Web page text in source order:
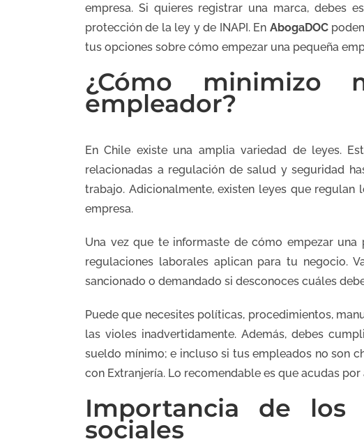
empresa. Si quieres registrar una marca, debes
protección de la ley y de INAPI. En AbogaDOC
tus opciones sobre cómo empezar una pequeña
¿Cómo minimizo
empleador?
En Chile existe una amplia variedad de leyes.
relacionadas a regulación de salud y seguridad
trabajo. Adicionalmente, existen leyes que
empresa.
Una vez que te informaste de cómo empezar
regulaciones laborales aplican para tu negocio.
sancionado o demandado si desconoces cuáles
Puede que necesites políticas, procedimientos,
las violes inadvertidamente. Además, debes
sueldo mínimo; e incluso si tus empleados no son
con Extranjería. Lo recomendable es que acudas
Importancia de los
sociales